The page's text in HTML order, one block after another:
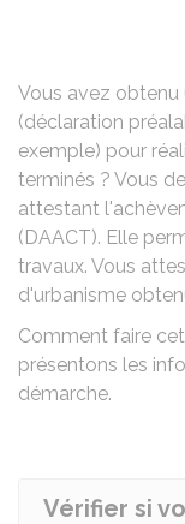
Vous avez obtenu
(déclaration
exemple) pour
terminés ? Vous
attestant
(DAACT). Elle
travaux. Vous
d'urbanisme
Comment faire
présentons les
démarche.
Vérifier si